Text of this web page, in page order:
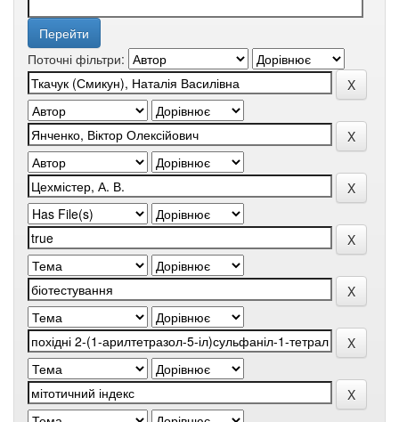
Поточні фільтри: